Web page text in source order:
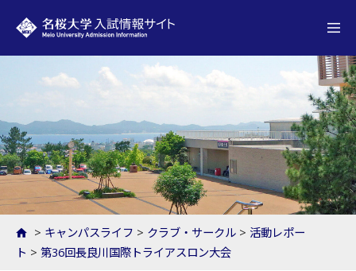
> キャンパスライフ > クラブ・サークル > 活動レポー
ト > 第36回長良川国際トライアスロン大会